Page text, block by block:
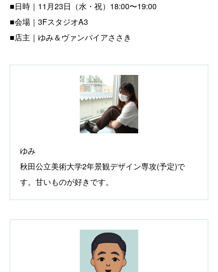
■日時｜11月23日（水・祝）18:00〜19:00
■会場｜3FスタジオA3
■店主｜ゆみ＆ヴァンパイアささき
ゆみ
秋田公立美術大学2年景観デザイン専攻(予定)で
す。甘いものが好きです。